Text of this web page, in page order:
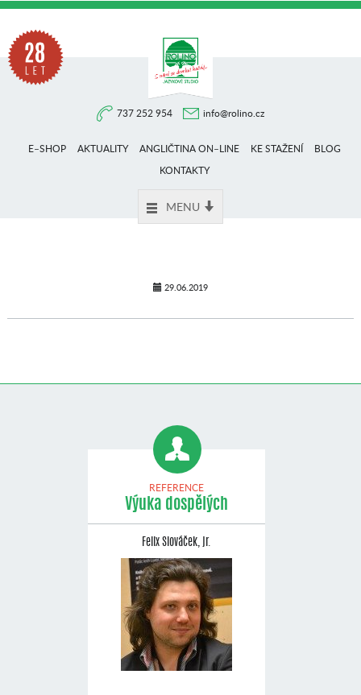
737 252 954 info@rolino.cz
E–SHOP AKTUALITY ANGLIČTINA ON–LINE KE STAŽENÍ
BLOG
KONTAKTY
MENU
29.06.2019
REFERENCE
Výuka dospělých
Felix Slováček, jr.